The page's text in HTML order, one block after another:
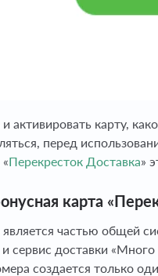
карту,
перед
Перекресток Доставка»
карта
является частью общей
и сервис доставки
создается только